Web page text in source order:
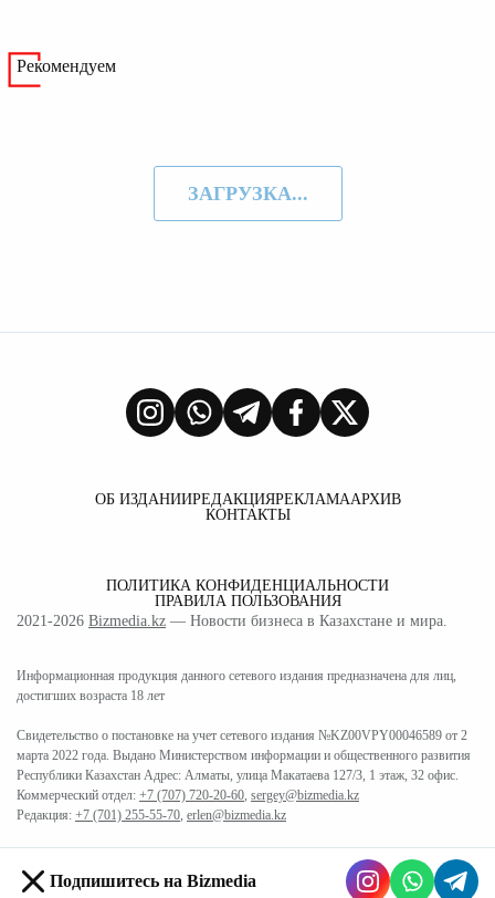
Рекомендуем
ЗАГРУЗКА...
ОБ ИЗДАНИИРЕДАКЦИЯРЕКЛАМААРХИВ
КОНТАКТЫ
ПОЛИТИКА КОНФИДЕНЦИАЛЬНОСТИ
ПРАВИЛА ПОЛЬЗОВАНИЯ
2021-2026 Bizmedia.kz — Новости бизнеса в Казахстане и мира.
Информационная продукция данного сетевого издания предназначена для лиц,
достигших возраста 18 лет
Свидетельство о постановке на учет сетевого издания №KZ00VPY00046589 от 2
марта 2022 года. Выдано Министерством информации и общественного развития
Республики Казахстан Адрес: Алматы, улица Макатаева 127/3, 1 этаж, 32 офис.
Коммерческий отдел: +7 (707) 720-20-60, sergey@bizmedia.kz
Редакция: +7 (701) 255-55-70, erlen@bizmedia.kz
Подпишитесь на Bizmedia